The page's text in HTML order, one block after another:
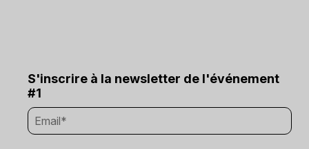
S'inscrire à la newsletter de l'événement
#1